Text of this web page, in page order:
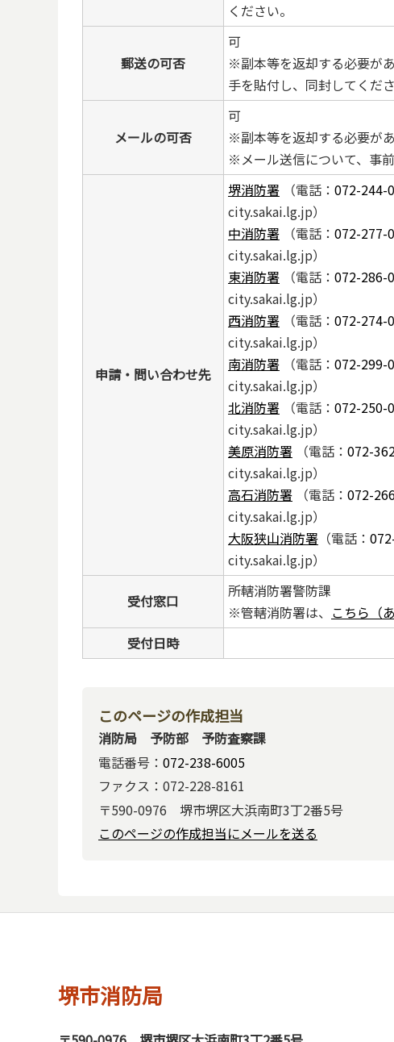
ください。
郵送の可否
可
※副本等を返却する必要が
手を貼付し、同封してくださ
メールの可否
可
※副本等を返却する必要が
※メール送信について、事
申請・問い合わせ先
堺消防署 （電話： 072-244-
city.sakai.lg.jp）
中消防署 （電話： 072-277-
city.sakai.lg.jp）
東消防署 （電話： 072-286-
city.sakai.lg.jp）
西消防署 （電話： 072-274-
city.sakai.lg.jp）
南消防署 （電話： 072-299-
city.sakai.lg.jp）
北消防署 （電話： 072-250-
city.sakai.lg.jp）
美原消防署 （電話： 072-
city.sakai.lg.jp）
高石消防署 （電話： 072-
city.sakai.lg.jp）
大阪狭山消防署 （電話：
city.sakai.lg.jp）
受付窓口
所轄消防署警防課
※管轄消防署は、 こちら（
受付日時
このページの作成担当
消防局 予防部 予防査察課
電話番号： 072-238-6005
ファクス：072-228-8161
〒590-0976 堺市堺区大浜南町3丁2番5号
このページの作成担当にメールを送る
堺市消防局